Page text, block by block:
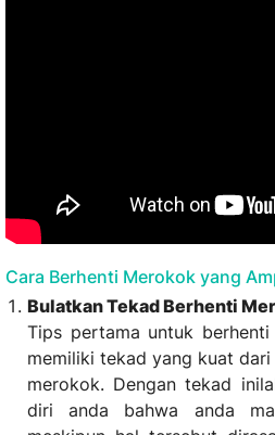
Cara Berhenti Merokok yang
Bulatkan Tekad Berhenti
Tips pertama untuk
memiliki tekad yang kuat
merokok. Dengan tekad
diri anda bahwa anda